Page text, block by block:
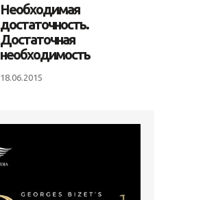
Необходимая
достаточность.
Достаточная
необходимость
18.06.2015